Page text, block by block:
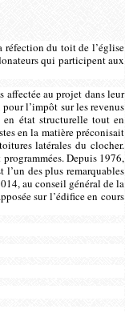
réfection du toit de l’église
qui participent aux
affectée au projet dans leur
l’impôt sur les revenus
état structurelle tout en
en la matière préconisait
latérales du clocher.
Depuis 1976,
des plus remarquables
au conseil général de la
sur l’édifice en cours